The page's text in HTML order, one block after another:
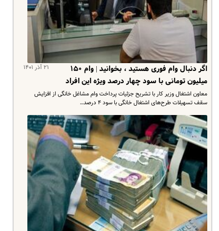
۲۱ آذر ۱۴۰۱
اگر دنبال وام فوری هستید ، بخوانید | وام ۱۵۰
میلیون تومانی با سود چهار درصد ویژه این افراد
معاون اشتغال وزیر کار با تشریح جزئیات پرداخت وام مشاغل خانگی از افزایش
سقف تسهیلات طرح‌های اشتغال خانگی با سود ۴ درصد…